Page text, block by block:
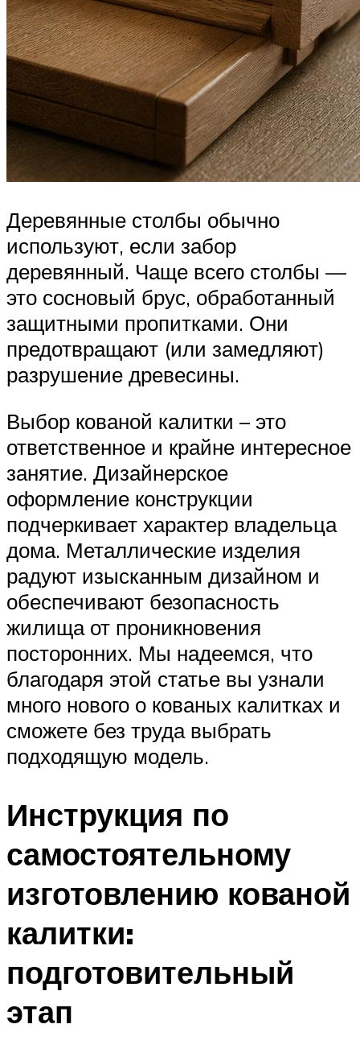
Деревянные столбы обычно
используют, если забор
деревянный. Чаще всего столбы —
это сосновый брус, обработанный
защитными пропитками. Они
предотвращают (или замедляют)
разрушение древесины.
Выбор кованой калитки – это
ответственное и крайне интересное
занятие. Дизайнерское
оформление конструкции
подчеркивает характер владельца
дома. Металлические изделия
радуют изысканным дизайном и
обеспечивают безопасность
жилища от проникновения
посторонних. Мы надеемся, что
благодаря этой статье вы узнали
много нового о кованых калитках и
сможете без труда выбрать
подходящую модель.
Инструкция по
самостоятельному
изготовлению кованой
калитки:
подготовительный
этап